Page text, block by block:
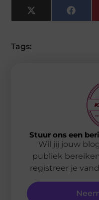
X
(Twitter)
Tags:
Stuur ons een
Wil jij jouw
publiek
registreer je